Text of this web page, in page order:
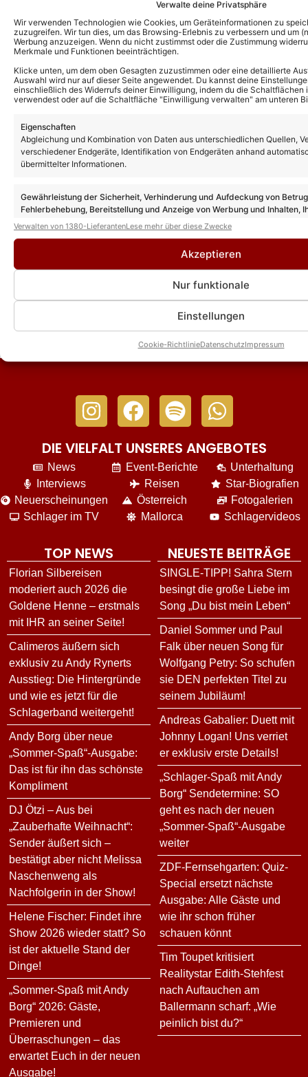
Verwalte deine Privatsphäre
Wir verwenden Technologien wie Cookies, um Geräteinformationen zu
zuzugreifen. Wir tun dies, um das Browsing-Erlebnis zu verbessern und um
Werbung anzuzeigen. Wenn du nicht zustimmst oder die Zustimmung
Merkmale und Funktionen beeinträchtigen.
Klicke unten, um dem oben Gesagten zuzustimmen oder eine detaillierte
Auswahl wird nur auf dieser Seite angewendet. Du kannst deine
einschließlich des Widerrufs deiner Einwilligung, indem du die
verwendest oder auf die Schaltfläche "Einwilligung verwalten" am unteren
Eigenschaften
Abgleichung und Kombination von Daten aus unterschiedlichen Quellen,
verschiedener Endgeräte, Identifikation von Endgeräten anhand
übermittelter Informationen.
Gewährleistung der Sicherheit, Verhinderung und Aufdeckung von
Fehlerbehebung, Bereitstellung und Anzeige von Werbung und Inhalten,
Entscheidungen zum Datenschutz speichern und übermitteln.
Verwalten von 1380-LieferantenLese mehr über diese Zwecke
Akzeptieren
Nur funktionale
Einstellungen
Cookie-RichtlinieDatenschutzImpressum
Das könnte Euch auch interessieren:
Andrea Berg feiert mit neuem Song TV-
Premiere bei Giovanni Zarrellas
„Sommerparty“
Andrea Berg: Neuer Song „Das kann uns
keiner nehmen“ erscheint in Kürze!
Andrea Berg tritt im Fernsehgarten-
Gelände auf – bei Open Air Ausgabe der
„Giovanni Zarrella Show“!
Andrea Berg Heimspiel 2027: Tickets jetzt
erhältlich! Das erwartet Euch im nächsten
Jahr!
DIE VIELFALT UNSERES ANGEBOTES
News
Interviews
Neuerscheinungen
Schlager im TV
Event-Berichte
Reisen
Österreich
Mallorca
Unterhaltung
Star-Biografien
Fotogalerien
Schlagervideos
TOP NEWS
Florian Silbereisen
moderiert auch 2026 die
Goldene Henne – erstmals
mit IHR an seiner Seite!
Calimeros äußern sich
exklusiv zu Andy Rynerts
Ausstieg: Die Hintergründe
und wie es jetzt für die
Schlagerband weitergeht!
Andy Borg über neue
„Sommer-Spaß“-Ausgabe:
Das ist für ihn das schönste
Kompliment
DJ Ötzi – Aus bei
„Zauberhafte Weihnacht“:
Sender äußert sich –
bestätigt aber nicht Melissa
Naschenweng als
Nachfolgerin in der Show!
Helene Fischer: Findet ihre
Show 2026 wieder statt? So
ist der aktuelle Stand der
Dinge!
„Sommer-Spaß mit Andy
Borg“ 2026: Gäste,
Premieren und
Überraschungen – das
erwartet Euch in der neuen
Ausgabe!
NEUESTE BEITRÄGE
SINGLE-TIPP! Sahra Stern
besingt die große Liebe im
Song „Du bist mein Leben“
Daniel Sommer und Paul
Falk über neuen Song für
Wolfgang Petry: So schufen
sie DEN perfekten Titel zu
seinem Jubiläum!
Andreas Gabalier: Duett mit
Johnny Logan! Uns verriet
er exklusiv erste Details!
„Schlager-Spaß mit Andy
Borg“ Sendetermine: SO
geht es nach der neuen
„Sommer-Spaß“-Ausgabe
weiter
ZDF-Fernsehgarten: Quiz-
Special ersetzt nächste
Ausgabe: Alle Gäste und
wie ihr schon früher
schauen könnt
Tim Toupet kritisiert
Realitystar Edith-Stehfest
nach Auftauchen am
Ballermann scharf: „Wie
peinlich bist du?“